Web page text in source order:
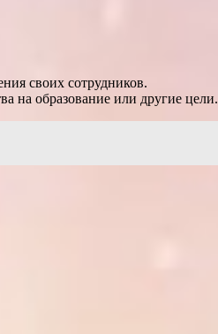
своих сотрудников.
на образование или другие цели.